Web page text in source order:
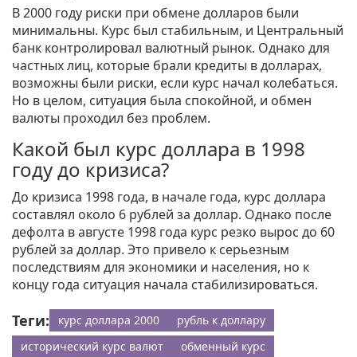
В 2000 году риски при обмене долларов были
минимальны. Курс был стабильным, и Центральный
банк контролировал валютный рынок. Однако для
частных лиц, которые брали кредиты в долларах,
возможны были риски, если курс начал колебаться.
Но в целом, ситуация была спокойной, и обмен
валюты проходил без проблем.
Какой был курс доллара в 1998
году до кризиса?
До кризиса 1998 года, в начале года, курс доллара
составлял около 6 рублей за доллар. Однако после
дефолта в августе 1998 года курс резко вырос до 60
рублей за доллар. Это привело к серьезным
последствиям для экономики и населения, но к
концу года ситуация начала стабилизироваться.
Теги: курс доллара 2000
рубль к доллару
исторический курс валют
обменный курс